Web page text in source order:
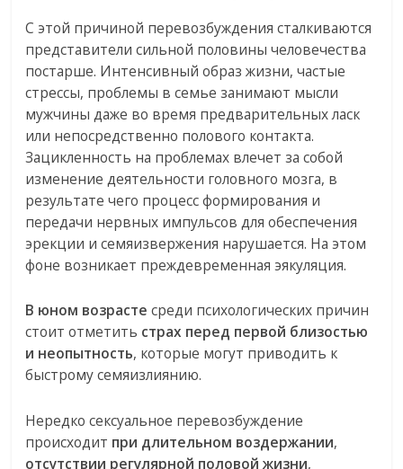
С этой причиной перевозбуждения сталкиваются
представители сильной половины человечества
постарше. Интенсивный образ жизни, частые
стрессы, проблемы в семье занимают мысли
мужчины даже во время предварительных ласк
или непосредственно полового контакта.
Зацикленность на проблемах влечет за собой
изменение деятельности головного мозга, в
результате чего процесс формирования и
передачи нервных импульсов для обеспечения
эрекции и семяизвержения нарушается. На этом
фоне возникает преждевременная эякуляция.
В юном возрасте среди психологических причин
стоит отметить страх перед первой близостью
и неопытность, которые могут приводить к
быстрому семяизлиянию.
Нередко сексуальное перевозбуждение
происходит при длительном воздержании,
отсутствии регулярной половой жизни,